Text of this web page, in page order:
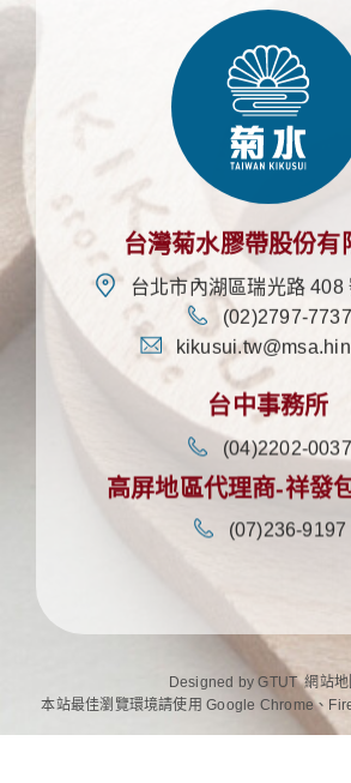
台灣菊水膠帶股份有
台北市內湖區瑞光路 408
(02)2797-7737
台中事務所
(04)2202-0037
高屏地區代理商-祥發
(07)236-9197
Designed byGTUT 網站地
本站最佳瀏覽環境請使用 Google Chrome、